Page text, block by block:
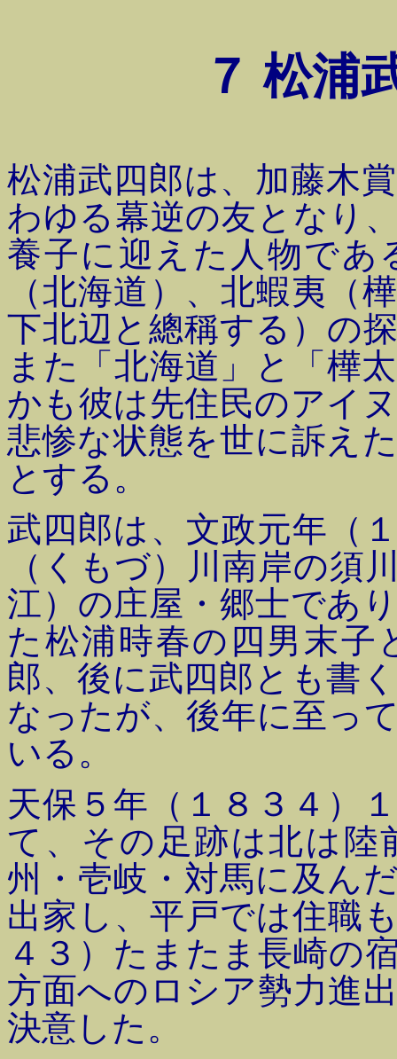
７ 松浦
松浦武四郎は、加藤木
わゆる幕逆の友となり
養子に迎えた人物であ
（北海道）、北蝦夷（
下北辺と總稱する）の
また「北海道」と「樺
かも彼は先住民のアイ
悲惨な状態を世に訴え
とする。
武四郎は、文政元年（
（くもづ）川南岸の須
江）の庄屋・郷士であ
た松浦時春の四男末子
郎、後に武四郎とも書
なったが、後年に至っ
いる。
天保５年（１８３４）
て、その足跡は北は陸
州・壱岐・対馬に及ん
出家し、平戸では住職
４３）たまたま長崎の
方面へのロシア勢力進
決意した。